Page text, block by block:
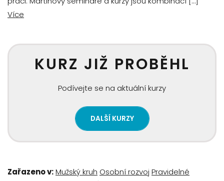
Více
KURZ JIŽ PROBĚHL
Podívejte se na aktuální kurzy
DALŠÍ KURZY
Zařazeno v:Mužský kruh Osobní rozvoj Pravidelné